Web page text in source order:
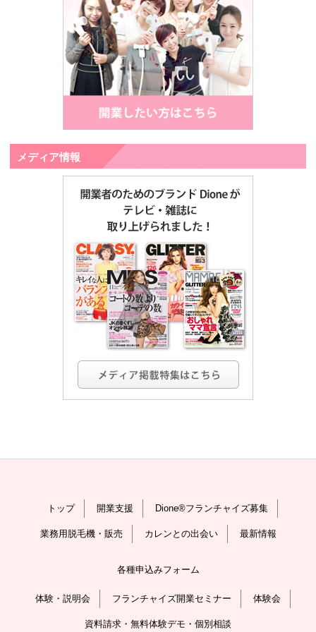
メディア情報
トップ 開業支援 Dione®フランチャイズ募集
業務用脱毛機・販売 カレンとの出会い 最新情報
各種申込みフォーム
体験・説明会 フランチャイズ開業セミナー 体験会
資料請求・無料体験デモ・個別相談